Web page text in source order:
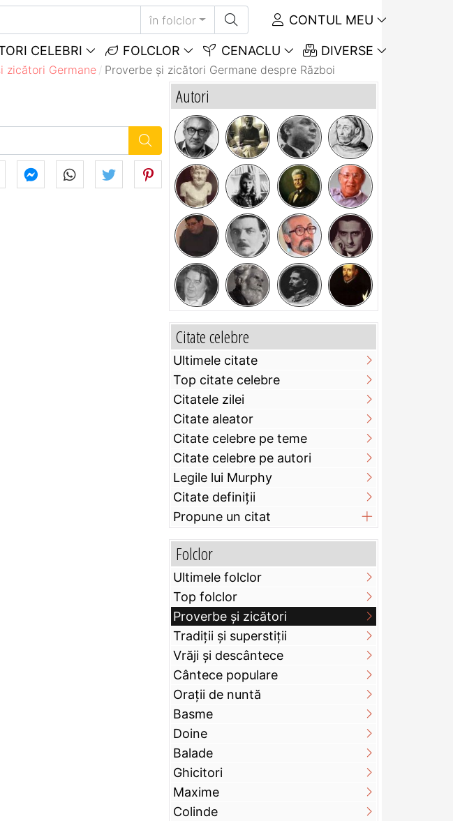
în folclor CONTUL MEU
CELEBRI FOLCLOR CENACLU DIVERSE
zicători Germane Proverbe și zicători Germane despre Război
Autori
Citate celebre
Ultimele citate
Top citate celebre
Citatele zilei
Citate aleator
Citate celebre pe teme
Citate celebre pe autori
Legile lui Murphy
Citate definiţii
Propune un citat
Folclor
Ultimele folclor
Top folclor
Proverbe și zicători
Tradiții și superstiții
Vrăji și descântece
Cântece populare
Orații de nuntă
Basme
Doine
Balade
Ghicitori
Maxime
Colinde